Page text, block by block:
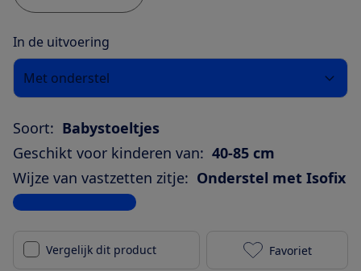
In de uitvoering
Met onderstel
Soort: Babystoeltjes
Geschikt voor kinderen van: 40-85 cm
Wijze van vastzetten zitje: Onderstel met Isofix
Bekijk alle specificaties
Vergelijk dit product Britax Römer
Favoriet